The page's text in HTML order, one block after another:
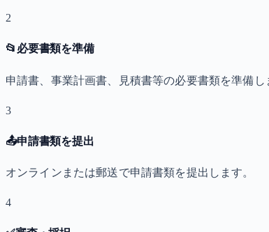
2
📂 必要書類を準備
申請書、事業計画書、見積書等の必要書類を準備し
3
📤申請書類を提出
オンラインまたは郵送で申請書類を提出します。
4